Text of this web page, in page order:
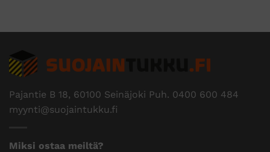
Pajantie B 18, 60100 Seinäjoki Puh. 0400 600 484
myynti@suojaintukku.fi
Miksi ostaa meiltä?